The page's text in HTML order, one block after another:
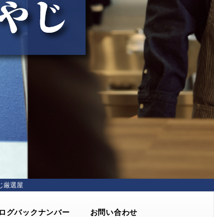
厳選屋
グバックナンバー お問い合わせ